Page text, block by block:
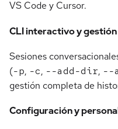
VS Code y Cursor.
CLI interactivo y gestión
Sesiones
(-p, -c, --add-dir, --
gestión completa de
Configuración y